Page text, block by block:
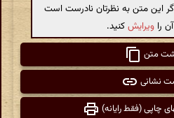
اگر این متن به نظرتان نادرست است
را ویرایشکنید.
متن
نشانی
چاپی (فقط رایانه)